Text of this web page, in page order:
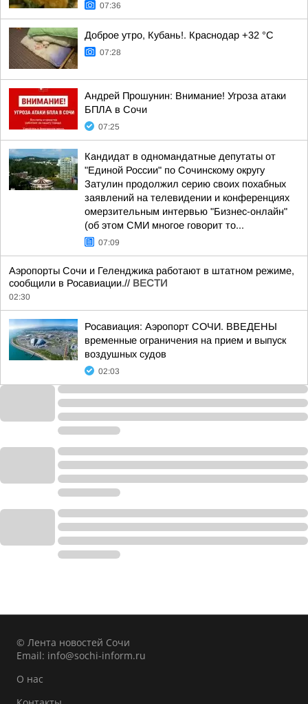
07:36
Доброе утро, Кубань!. Краснодар +32 °С
07:28
Андрей Прошунин: Внимание! Угроза атаки
БПЛА в Сочи
07:25
Кандидат в одномандатные депутаты от
"Единой России" по Сочинскому округу
Затулин продолжил серию своих похабных
заявлений на телевидении и конференциях
омерзительным интервью "Бизнес-онлайн"
(об этом СМИ многое говорит то...
07:09
Аэропорты Сочи и Геленджика работают в штатном режиме,
сообщили в Росавиации.// ВЕСТИ
02:30
Росавиация: Аэропорт СОЧИ. ВВЕДЕНЫ
временные ограничения на прием и выпуск
воздушных судов
02:03
© Лента новостей Сочи
Email: info@sochi-inform.ru
О нас